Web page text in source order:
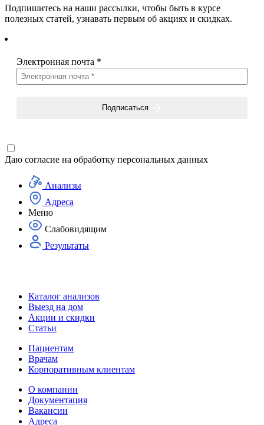
Подпишитесь на наши рассылки, чтобы быть в курсе
полезных статей, узнавать первым об акциях и скидках.
Электронная почта *
Подписаться
Даю согласие на обработку персональных данных
Анализы
Адреса
Меню
Слабовидящим
Результаты
Каталог анализов
Выезд на дом
Акции и скидки
Статьи
Пациентам
Врачам
Корпоративным клиентам
О компании
Документация
Вакансии
Адреса